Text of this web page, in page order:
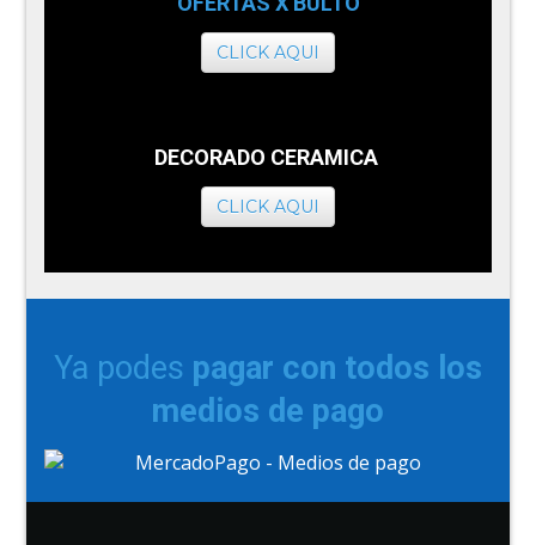
CLICK AQUI
DECORADO CERAMICA
CLICK AQUI
Ya podes pagar con todos los
medios de pago